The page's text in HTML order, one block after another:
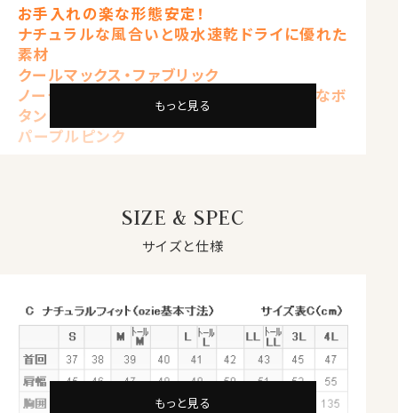
お手入れの楽な形態安定！
ナチュラルな風合いと吸水速乾ドライに優れた
素材
クールマックス・ファブリック
ノータイ＆タイドアップ両用OKのプレーンなボ
タンダウンシャツ
パープルピンク
自然な風合いと快適性を両立する
・衣服内をドライに保ち、日常の快適な着心地をサポート
・シワになりにくい形態安定
・綿素材をブレンドすることで、自然な風合いを感じる素
材
これらの特長を備えた素材が、綿混のクールマックス®フ
もっと見る
SIZE & SPEC
サイズと仕様
もっと見る